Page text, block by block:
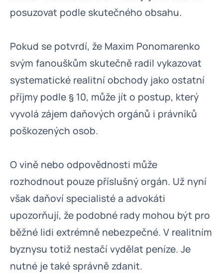
posuzovat podle skutečného obsahu.
Pokud se potvrdí, že Maxim Ponomarenko
svým fanouškům skutečně radil vykazovat
systematické realitní obchody jako ostatní
příjmy podle § 10, může jít o postup, který
vyvolá zájem daňových orgánů i právníků
poškozených osob.
O vině nebo odpovědnosti může
rozhodnout pouze příslušný orgán. Už nyní
však daňoví specialisté a advokáti
upozorňují, že podobné rady mohou být pro
běžné lidi extrémně nebezpečné. V realitním
byznysu totiž nestačí vydělat peníze. Je
nutné je také správně zdanit.